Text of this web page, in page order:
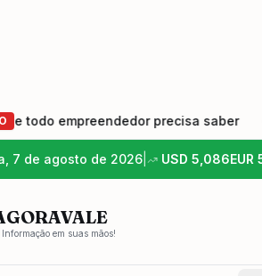
precisa saber •
7 de agosto de 2026 USD 5,086EUR
Informação em suas mãos!